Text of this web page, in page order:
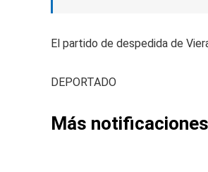
El partido de despedida de
DEPORTADO
Más